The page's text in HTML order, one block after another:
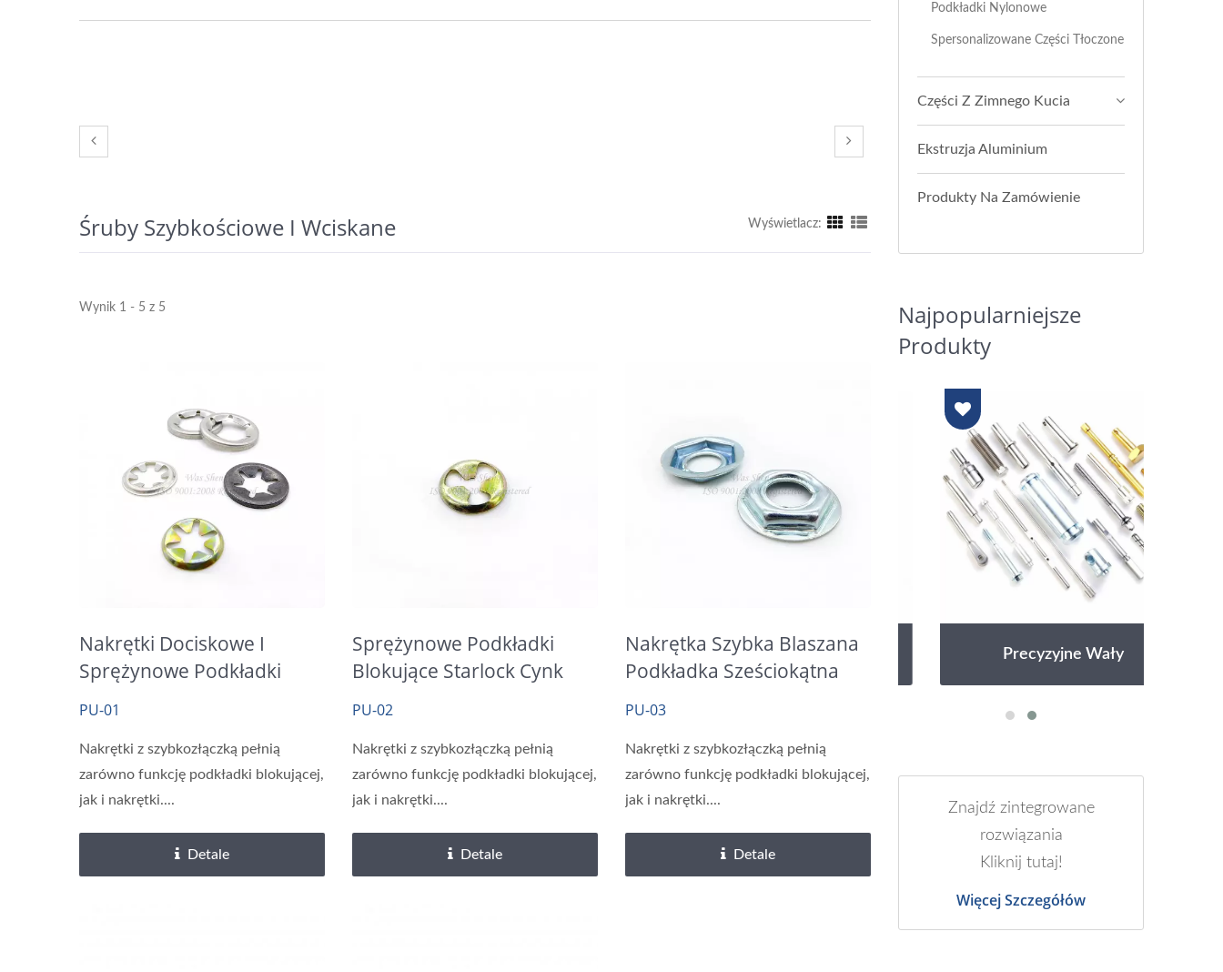
Śruby Szybkościowe I Wciskane Wyświetlacz:
Wynik 1 - 5 z 5
Nakrętki Dociskowe I
Sprężynowe Podkładki
Blokujące Starlock
PU-01
Nakrętki z szybkozłączką pełnią
zarówno funkcję podkładki blokującej,
jak i nakrętki....
Detale
Sprężynowe Podkładki
Blokujące Starlock Cynk
Żółty
PU-02
Nakrętki z szybkozłączką pełnią
zarówno funkcję podkładki blokującej,
jak i nakrętki....
Detale
Nakrętka Szybka Blaszana
Podkładka Sześciokątna
Cynk Jasny
PU-03
Nakrętki z szybkozłączką pełnią
zarówno funkcję podkładki blokującej,
jak i nakrętki....
Detale
Podkładki Nylonowe
Spersonalizowane Części Tłoczone
Części Z Zimnego Kucia
Ekstruzja Aluminium
Produkty Na Zamówienie
Najpopularniejsze
Produkty
Mosiężne Wkładki Precyzyjne Wały Mosiężne Wkładki Precyzyjne Wały
Znajdź zintegrowane
rozwiązania
Kliknij tutaj!
Więcej Szczegółów